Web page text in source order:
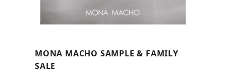
MONA MACHO SAMPLE & FAMILY
SALE